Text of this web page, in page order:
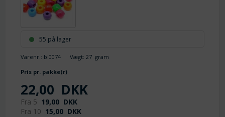
55 på lager
Varenr.: bl0074 Vægt:27 gram
Pris pr. pakke(r)
22,00 DKK
Fra 5 19,00 DKK
Fra 10 15,00 DKK